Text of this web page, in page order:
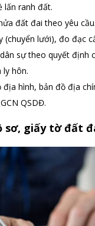
lấn ranh đất.
đất đai theo yêu cầu.
(chuyển lưới), đo đạc
sự theo quyết định
ly hôn.
hình, bản đồ địa
QSDĐ.
sơ, giấy tờ đất